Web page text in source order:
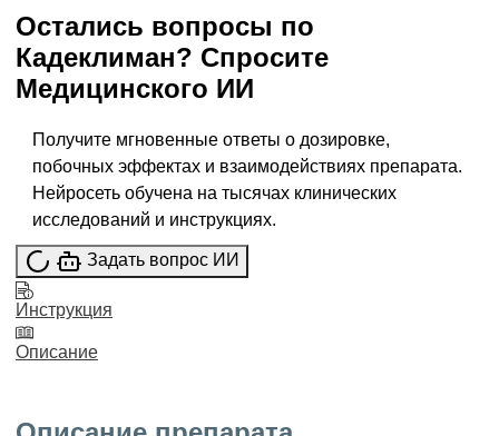
Остались вопросы по
Кадеклиман? Спросите
Медицинского ИИ
Получите мгновенные ответы о дозировке,
побочных эффектах и взаимодействиях препарата.
Нейросеть обучена на тысячах клинических
исследований и инструкциях.
Задать вопрос ИИ
Инструкция
Описание